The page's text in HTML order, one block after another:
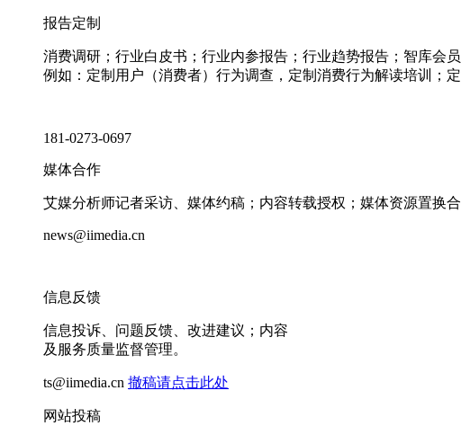
报告定制
消费调研；行业白皮书；行业内参报告；行业趋势报告；智库会
例如：定制用户（消费者）行为调查，定制消费行为解读培训；
181-0273-0697
媒体合作
艾媒分析师记者采访、媒体约稿；内容转载授权；媒体资源置换合
news@iimedia.cn
信息反馈
信息投诉、问题反馈、改进建议；内容
及服务质量监督管理。
ts@iimedia.cn 撤稿请点击此处
网站投稿